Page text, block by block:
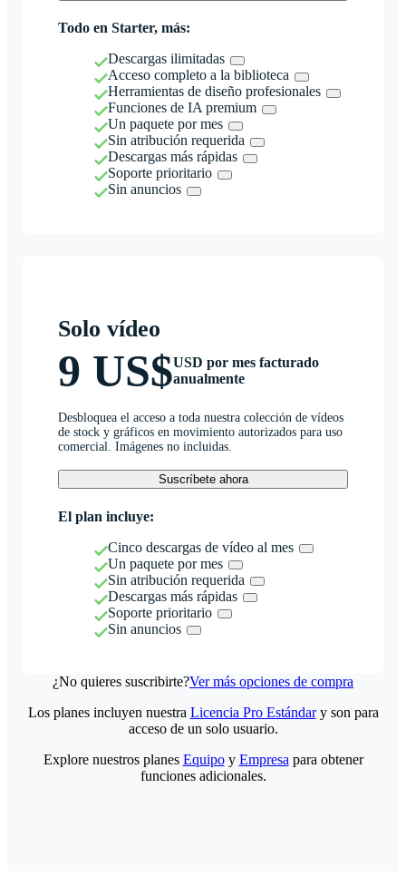
Todo en Starter, más:
Descargas ilimitadas
Acceso completo a la biblioteca
Herramientas de diseño profesionales
Funciones de IA premium
Un paquete por mes
Sin atribución requerida
Descargas más rápidas
Soporte prioritario
Sin anuncios
Solo vídeo
9 US$USD por mes facturado
anualmente
Desbloquea el acceso a toda nuestra colección de vídeos
de stock y gráficos en movimiento autorizados para uso
comercial. Imágenes no incluidas.
Suscríbete ahora
El plan incluye:
Cinco descargas de vídeo al mes
Un paquete por mes
Sin atribución requerida
Descargas más rápidas
Soporte prioritario
Sin anuncios
¿No quieres suscribirte?Ver más opciones de compra
Los planes incluyen nuestra Licencia Pro Estándary son para
acceso de un solo usuario.
Explore nuestros planes Equipoy Empresa para obtener
funciones adicionales.